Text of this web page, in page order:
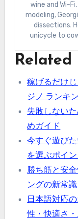
wine and Wi-
modeling,
dissections.
unicycle to
Related
稼げるだけ
ジノ ランキ
失敗しない
めガイド
今すぐ遊び
を選ぶポイ
勝ち筋と安
ングの新常識
日本語対応
性・快適さ